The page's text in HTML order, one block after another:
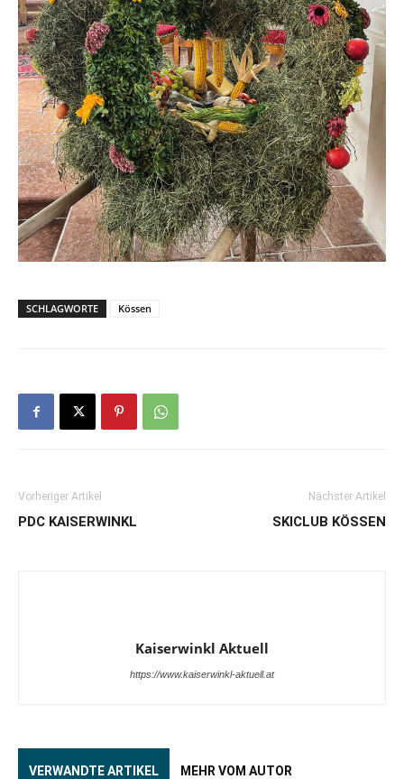
SCHLAGWORTE Kössen
Vorheriger Artikel
PDC KAISERWINKL
Nächster Artikel
SKICLUB KÖSSEN
Kaiserwinkl Aktuell
https://www.kaiserwinkl-aktuell.at
VERWANDTE ARTIKEL MEHR VOM AUTOR